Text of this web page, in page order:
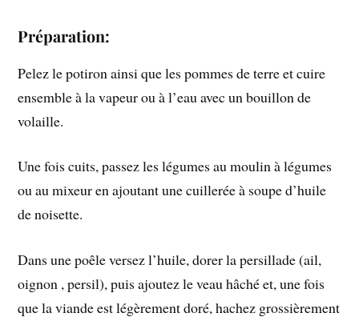
Préparation:
Pelez le potiron ainsi que les pommes de terre et cuire
ensemble à la vapeur ou à l’eau avec un bouillon de
volaille.
Une fois cuits, passez les légumes au moulin à légumes
ou au mixeur en ajoutant une cuillerée à soupe d’huile
de noisette.
Dans une poêle versez l’huile, dorer la persillade (ail,
oignon , persil), puis ajoutez le veau hâché et, une fois
que la viande est légèrement doré, hachez grossièrement